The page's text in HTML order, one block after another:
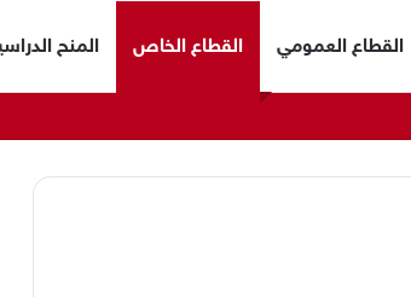
القطاع العمومي القطاع الخاص المنح